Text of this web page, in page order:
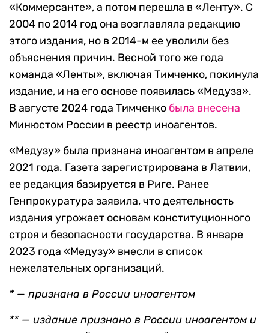
«Коммерсанте», а потом перешла в «Ленту». С
2004 по 2014 год она возглавляла редакцию
этого издания, но в 2014-м ее уволили без
объяснения причин. Весной того же года
команда «Ленты», включая Тимченко, покинула
издание, и на его основе появилась «Медуза».
В августе 2024 года Тимченко была внесена
Минюстом России в реестр иноагентов.
«Медузу» была признана иноагентом в апреле
2021 года. Газета зарегистрирована в Латвии,
ее редакция базируется в Риге. Ранее
Генпрокуратура заявила, что деятельность
издания угрожает основам конституционного
строя и безопасности государства. В январе
2023 года «Медузу» внесли в список
нежелательных организаций.
* — признана в России иноагентом
** — издание признано в России иноагентом и